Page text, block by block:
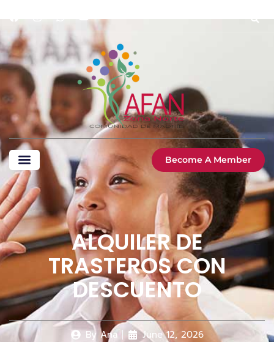
Become A Member
ALQUILER DE
TRASTEROS CON
DESCUENTO
ByAna June 12, 2026